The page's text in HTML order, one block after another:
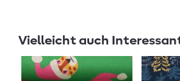
Vielleicht auch